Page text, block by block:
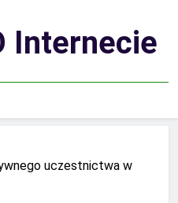
Internecie
uczestnictwa w